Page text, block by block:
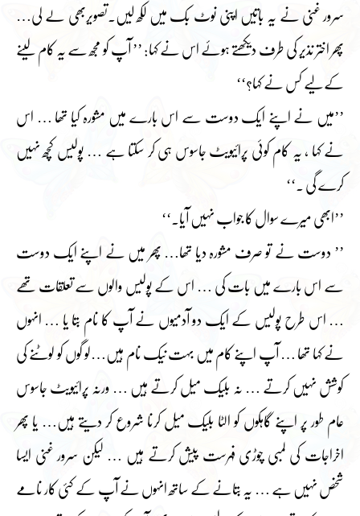
سرور غنی نے یہ باتیں اپنی نوٹ بک میں لکھ لیں۔تصویربھی لے لی…
پھر اختر نذیر کی طرف دیکھتے ہوئے اس نے کہا: ’’ آپ کو مجھ سے یہ کام لینے
کے لیے کس نے کہا؟‘‘
’’میں نے اپنے ایک دوست سے اس بارے میں مشورہ کیا تھا … اس
نے کہا ، یہ کام کوئی پرائیویٹ جاسوس ہی کر سکتا ہے … پولیس کچھ نہیں
کرے گی ۔‘‘
’’ابھی میرے سوال کا جواب نہیں آیا۔‘‘
’’ دوست نے تو صرف مشورہ دیا تھا… پھر میں نے اپنے ایک دوست
سے اس بارے میں بات کی … اس کے پولیس والوں سے تعلقات تھے
… اس طرح پولیس کے ایک دو آدمیوں نے آپ کا نام بتا یا … انہوں
نے کہا تھا … آپ اپنے کام میں بہت نیک نام ہیں…لو گوں کو لوٹنے کی
کوشش نہیں کرتے … نہ بلیک میل کرتے ہیں … ورنہ پرائیویٹ جاسوس
عام طور پر اپنے گاہکوں کو الٹا بلیک میل کرنا شروع کر دیتے ہیں… یا پھر
اخراجات کی لمبی چوڑی فہرست پیش کرتے ہیں … لیکن سرور غنی ایسا
شخص نہیں ہے … یہ بتانے کے ساتھ انہوں نے آپ کے کئی کار نامے